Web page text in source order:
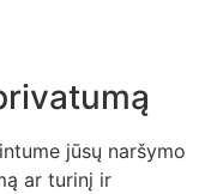
jūsų naršymo
ar turinį ir